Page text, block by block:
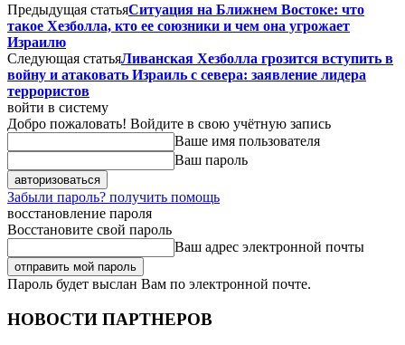
Предыдущая статьяСитуация на Ближнем Востоке: что
такое Хезболла, кто ее союзники и чем она угрожает
Израилю
Следующая статьяЛиванская Хезболла грозится вступить в
войну и атаковать Израиль с севера: заявление лидера
террористов
войти в систему
Добро пожаловать! Войдите в свою учётную запись
Ваше имя пользователя
Ваш пароль
Забыли пароль? получить помощь
восстановление пароля
Восстановите свой пароль
Ваш адрес электронной почты
Пароль будет выслан Вам по электронной почте.
НОВОСТИ ПАРТНЕРОВ